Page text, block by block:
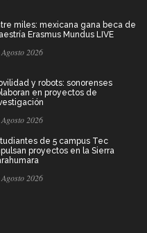
miles: mexicana gana beca de
Erasmus Mundus LIVE
2026
y robots: sonorenses
en proyectos de
2026
de 5 campus Tec
proyectos en la Sierra
2026